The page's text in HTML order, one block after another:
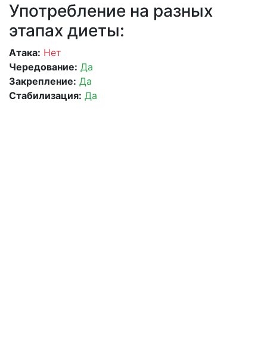
Употребление на разных
этапах диеты:
Атака: Нет
Чередование: Да
Закрепление: Да
Стабилизация: Да